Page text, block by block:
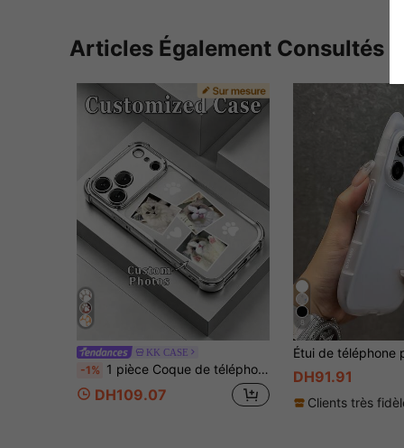
Articles Également Consultés
KK CASE
-1% 1 pièce Coque de téléphone personnalisée, 3 photos d'animaux de compagnie personnalisées, 1 lettre personnalisée, motif de patte de chien/chat compatible avec 17 Pro Max/16 Pro Max/15 Pro/14 Plus/13/12/11/XR/XS MAX et S25 Ultra/S24 Ultra/S23 Ultra/S22 Ultra/S21 Ultra/S21 Plus/S21 FE/S20 FE, à la mode, coloré, mignon, amusant, minimaliste, coque de téléphone assortie, personnalisé Kawaii, personnalisé, unique, cadeau idéal pour petit ami/petite amie
DH109.07
8
DH91.91
Clients très